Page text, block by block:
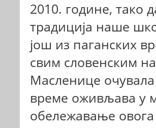
2010. године, тако
традиција наше
још из паганских
свим словенским
Масленице очувала
време оживљава у
обележавање